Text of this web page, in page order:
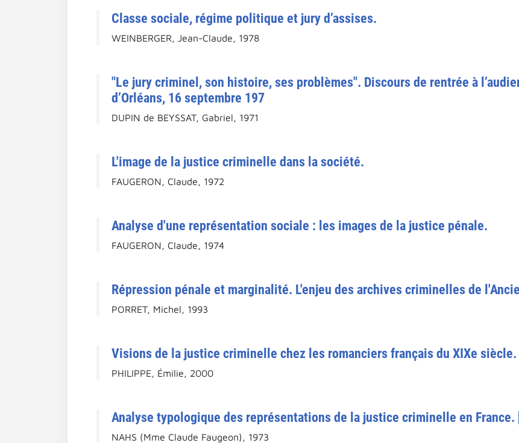
Classe sociale, régime politique et jury d’assises.
WEINBERGER, Jean-Claude, 1978
"Le jury criminel, son histoire, ses problèmes". Discours de rentrée à
d’Orléans, 16 septembre 197
DUPIN de BEYSSAT, Gabriel, 1971
L'image de la justice criminelle dans la société.
FAUGERON, Claude, 1972
Analyse d'une représentation sociale : les images de la justice pénale.
FAUGERON, Claude, 1974
Répression pénale et marginalité. L'enjeu des archives criminelles de
PORRET, Michel, 1993
Visions de la justice criminelle chez les romanciers français du XIXe siècle.
PHILIPPE, Émilie, 2000
Analyse typologique des représentations de la justice criminelle en France.
NAHS (Mme Claude Faugeon), 1973